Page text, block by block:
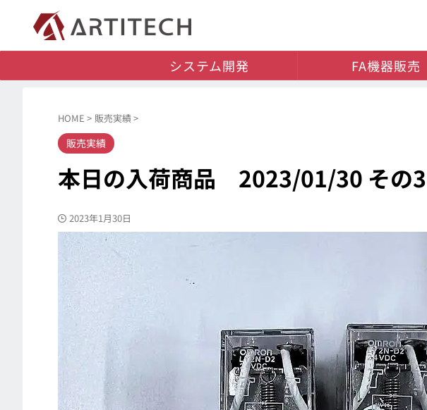
システム開発 FA機器販売
HOME > 販売実績>
販売実績
本日の入荷商品 2023/01/30 その3
2023年1月30日